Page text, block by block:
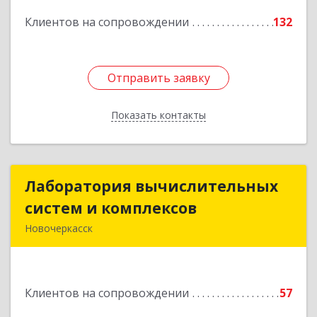
Клиентов на сопровождении 132
Отправить заявку
Показать контакты
Отправить заявку
Назад
Лаборатория вычислительных
систем и комплексов
Новочеркасск
Клиентов на сопровождении 57
Лаборатория вычислительных
систем и комплексов
Подробнее